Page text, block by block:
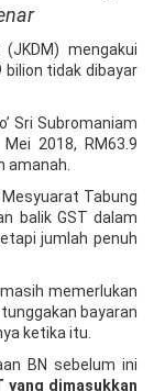
mengakui
bilion tidak dibayar
Sri Subromaniam
2018, RM63.9
amanah.
Tabung
balik GST dalam
jumlah penuh
memerlukan
bayaran
ketika itu.
BN sebelum ini
yang dimasukkan